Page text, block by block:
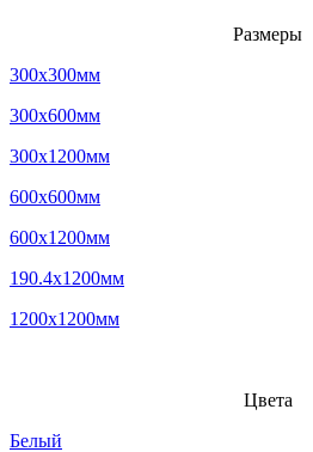
Размеры
300x300мм
300x600мм
300x1200мм
600x600мм
600x1200мм
190.4x1200мм
1200x1200мм
Цвета
Белый